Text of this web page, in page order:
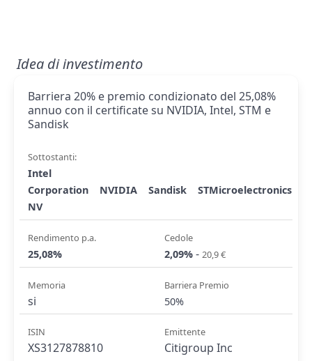
Idea di investimento
Barriera 20% e premio condizionato del 25,08%
annuo con il certificate su NVIDIA, Intel, STM e
Sandisk
Sottostanti:
Intel
Corporation
NVIDIA Sandisk
STMicroelectronics
NV
Rendimento p.a.
25,08%
Cedole
2,09% - 20,9 €
Memoria
si
Barriera Premio
50%
ISIN
XS3127878810
Emittente
Citigroup Inc